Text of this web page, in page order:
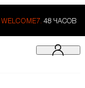
WELCOME7. 48 ЧАСОВ